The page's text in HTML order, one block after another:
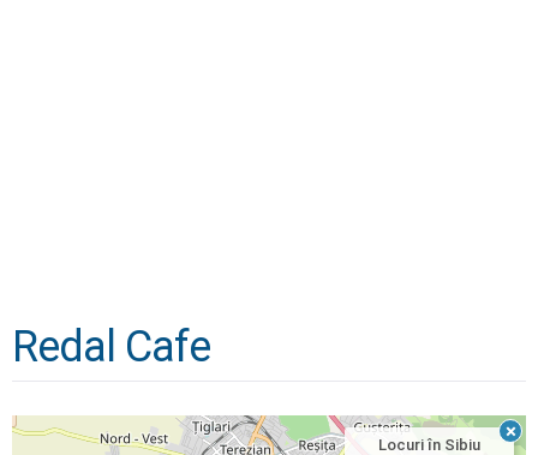
Redal Cafe
Locuri în Sibiu
×